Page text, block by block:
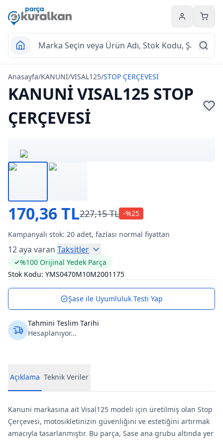
Hesabım
Anasayfa/KANUNİ/VISAL125/STOP ÇERÇEVESİ
KANUNİ VISAL125 STOP
ÇERÇEVESİ
170,36 TL227,15 TL -%25
Kampanyalı stok: 20 adet, fazlası normal fiyattan
12 aya varan Taksitler
%100 Orijinal Yedek Parça
Stok Kodu: YMS0470M10M2001175
Şase ile Uyumluluk Testi Yap
Tahmini Teslim Tarihi
Hesaplanıyor...
Açıklama Teknik Veriler
Kanuni markasına ait Visal125 modeli için üretilmiş olan Stop
Çerçevesi, motosikletinizin güvenliğini ve estetiğini artırmak
amacıyla tasarlanmıştır. Bu parça, Sase ana grubu altında yer